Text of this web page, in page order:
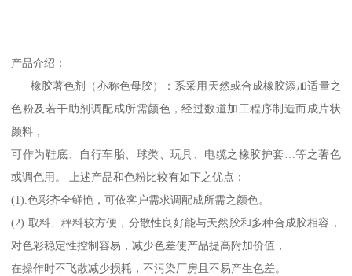
产品介绍：
橡胶著色剂（亦称色母胶）：系采用天然或合成橡胶添加适量之
色粉及若干助剂调配成所需颜色，经过数道加工程序制造而成片状
颜料，
可作为鞋底、自行车胎、球类、玩具、电缆之橡胶护套…等之著色
或调色用。 上述产品和色粉比较有如下之优点：
(1).色彩齐全鲜艳，可依客户需求调配成所需之颜色。
(2).取料、秤料较方便，分散性良好能与天然胶和多种合成胶相容，
对色彩稳定性控制容易，减少色差使产品提高附加价值，
在操作时不飞散减少损耗，不污染厂房且不易产生色差。